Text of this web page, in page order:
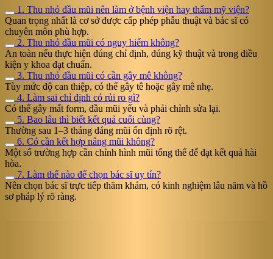
1. Thu nhỏ đầu mũi nên làm ở bệnh viện hay thẩm mỹ viện?
Quan trọng nhất là cơ sở được cấp phép phẫu thuật và bác sĩ có
chuyên môn phù hợp.
2. Thu nhỏ đầu mũi có nguy hiểm không?
An toàn nếu thực hiện đúng chỉ định, đúng kỹ thuật và trong điều
kiện y khoa đạt chuẩn.
3. Thu nhỏ đầu mũi có cần gây mê không?
Tùy mức độ can thiệp, có thể gây tê hoặc gây mê nhẹ.
4. Làm sai chỉ định có rủi ro gì?
Có thể gây mất form, đầu mũi yếu và phải chỉnh sửa lại.
5. Bao lâu thì biết kết quả cuối cùng?
Thường sau 1–3 tháng dáng mũi ổn định rõ rệt.
6. Có cần kết hợp nâng mũi không?
Một số trường hợp cần chỉnh hình mũi tổng thể để đạt kết quả hài
hòa.
7. Làm thế nào để chọn bác sĩ uy tín?
Nên chọn bác sĩ trực tiếp thăm khám, có kinh nghiệm lâu năm và hồ
sơ pháp lý rõ ràng.